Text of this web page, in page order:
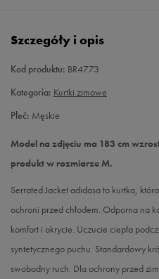
Szczegóły i opis
Kod produktu: BR4773
Kategoria: Kurtki zimowe
Płeć: Męskie
Model na zdjęciu ma 183 cm
produkt w rozmiarze M.
Serrated Jacket adidasa to kurtka,
ochroni przed chłodem. Odporna na
komfort i okrycie. Uczucie ciepła
syntetycznego puchu. Standardowy
swobodny ruch. Dla ochrony przed